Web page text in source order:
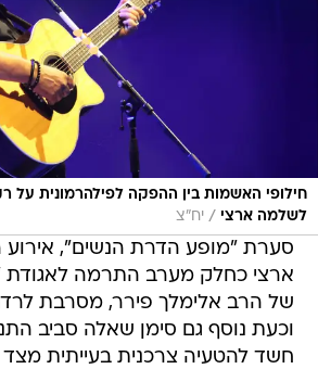
חילופי האשמות בין ההפקה לפילהרמונית על
לשלמה ארצי / יח"צ
סערת "מופע הדרת הנשים",
ארצי כחלק מערב התרמה
של הרב אלימלך פירר, מסרבת
וכעת נוסף גם סימן שאלה סביב
חשד להטעיה צרכנית בעייתית